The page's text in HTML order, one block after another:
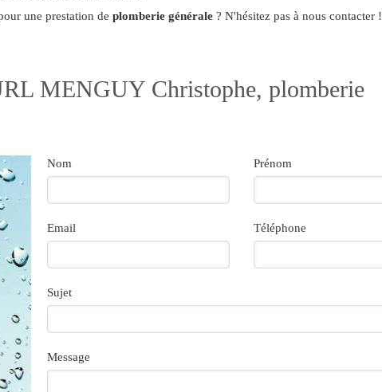
une prestation deplomberie générale ? N'hésitez pas à nous contacter !
MENGUY Christophe, plomberie
Nom Prénom
Email Téléphone
Sujet
Message